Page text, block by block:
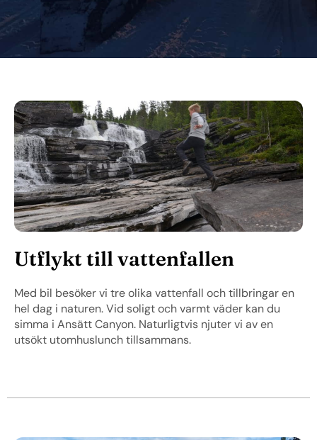
Utflykt till vattenfallen
Med bil besöker vi tre olika vattenfall och tillbringar en
hel dag i naturen. Vid soligt och varmt väder kan du
simma i Ansätt Canyon. Naturligtvis njuter vi av en
utsökt utomhuslunch tillsammans.